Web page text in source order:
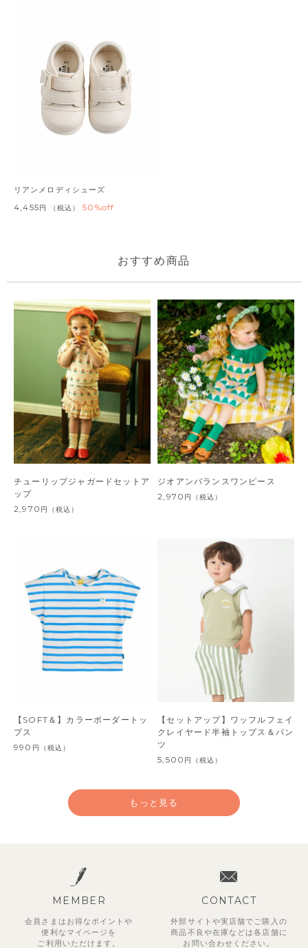
リアンメロディシューズ
4,455 税込 50%off
おすすめ商品
チューリップジャガードセットア
ップ
2,970 円 （税込）
ジオアンバランスワンピース
2,970 円 （税込）
【SOFT＆】カラーボーダートッ
プス
990 円 （税込）
【セットアップ】ワッフルフェイ
クレイヤード半袖トップス＆パン
ツ
5,500 円 （税込）
もっと見る
MEMBER
会員さまはお得なポイントや
便利な マイページを
ご利用いただけます。
CONTACT
外部サイトや実店舗でご購入の
商品不良や在庫などは各店舗に
お問い合わせください。